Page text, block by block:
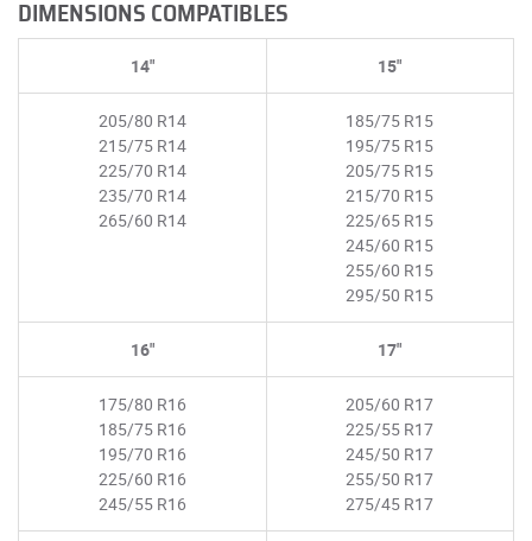
DIMENSIONS COMPATIBLES
14"
205/80 R14
215/75 R14
225/70 R14
235/70 R14
265/60 R14
15"
185/75 R15
195/75 R15
205/75 R15
215/70 R15
225/65 R15
245/60 R15
255/60 R15
295/50 R15
16"
175/80 R16
185/75 R16
195/70 R16
225/60 R16
245/55 R16
17"
205/60 R17
225/55 R17
245/50 R17
255/50 R17
275/45 R17